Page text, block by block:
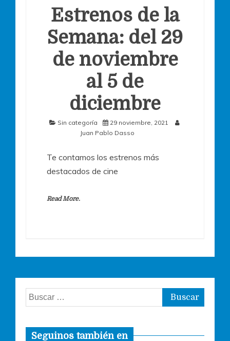
Estrenos de la
Semana: del 29
de noviembre
al 5 de
diciembre
Sin categoría
29 noviembre, 2021
Juan Pablo Dasso
Te contamos los estrenos más
destacados de cine
Read More.
Buscar:
Seguinos también en